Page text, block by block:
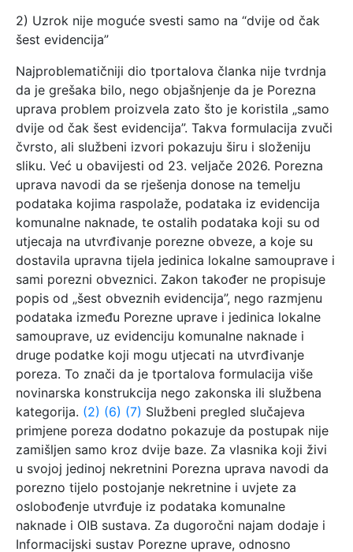
2) Uzrok nije moguće svesti samo na “dvije od čak
šest evidencija”
Najproblematičniji dio tportalova članka nije tvrdnja
da je grešaka bilo, nego objašnjenje da je Porezna
uprava problem proizvela zato što je koristila „samo
dvije od čak šest evidencija”. Takva formulacija zvuči
čvrsto, ali službeni izvori pokazuju širu i složeniju
sliku. Već u obavijesti od 23. veljače 2026. Porezna
uprava navodi da se rješenja donose na temelju
podataka kojima raspolaže, podataka iz evidencija
komunalne naknade, te ostalih podataka koji su od
utjecaja na utvrđivanje porezne obveze, a koje su
dostavila upravna tijela jedinica lokalne samouprave i
sami porezni obveznici. Zakon također ne propisuje
popis od „šest obveznih evidencija”, nego razmjenu
podataka između Porezne uprave i jedinica lokalne
samouprave, uz evidenciju komunalne naknade i
druge podatke koji mogu utjecati na utvrđivanje
poreza. To znači da je tportalova formulacija više
novinarska konstrukcija nego zakonska ili službena
kategorija. (2) (6) (7) Službeni pregled slučajeva
primjene poreza dodatno pokazuje da postupak nije
zamišljen samo kroz dvije baze. Za vlasnika koji živi
u svojoj jedinoj nekretnini Porezna uprava navodi da
porezno tijelo postojanje nekretnine i uvjete za
oslobođenje utvrđuje iz podataka komunalne
naknade i OIB sustava. Za dugoročni najam dodaje i
Informacijski sustav Porezne uprave, odnosno